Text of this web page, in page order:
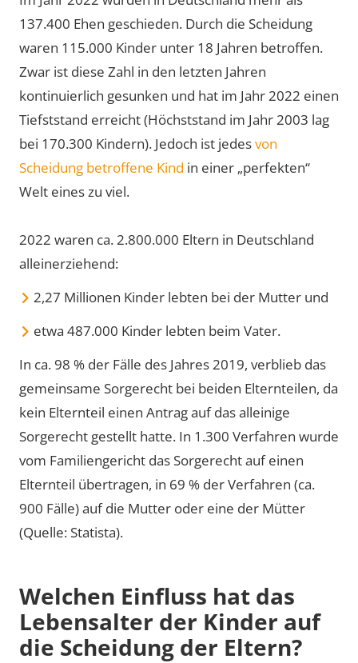
137.400 Ehen geschieden. Durch die Scheidung
waren 115.000 Kinder unter 18 Jahren betroffen.
Zwar ist diese Zahl in den letzten Jahren
kontinuierlich gesunken und hat im Jahr 2022 einen
Tiefststand erreicht (Höchststand im Jahr 2003 lag
bei 170.300 Kindern). Jedoch ist jedesvon
Scheidung betroffene Kind in einer „perfekten“
Welt eines zu viel.
2022 waren ca. 2.800.000 Eltern in Deutschland
alleinerziehend:
2,27 Millionen Kinder lebten bei der Mutter und
etwa 487.000 Kinder lebten beim Vater.
In ca. 98 % der Fälle des Jahres 2019, verblieb das
gemeinsame Sorgerecht bei beiden Elternteilen, da
kein Elternteil einen Antrag auf das alleinige
Sorgerecht gestellt hatte. In 1.300 Verfahren wurde
vom Familiengericht das Sorgerecht auf einen
Elternteil übertragen, in 69 % der Verfahren (ca.
900 Fälle) auf die Mutter oder eine der Mütter
(Quelle: Statista).
Welchen Einfluss hat das
Lebensalter der Kinder auf
die Scheidung der Eltern?